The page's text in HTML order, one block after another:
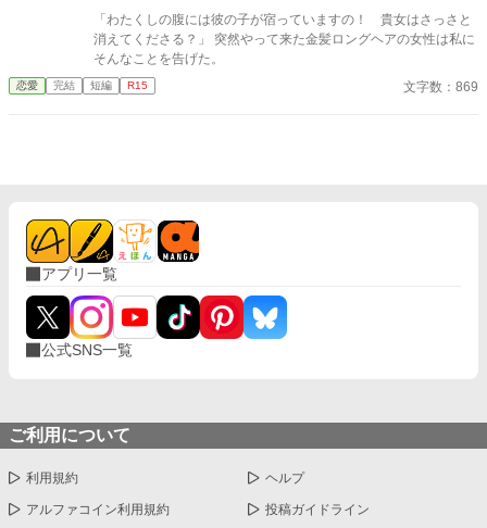
緊急要請を通じ、エリシアは冷酷だった元夫ロルフと再会してし
まう。しかも隣にいる娘の青い瞳は彼と瓜二つだった。 「すまな
い。私は父としての責任を果たす」 かつての合理主義の塊だった
元夫は、自らの過ちを深く悔い、家の権益を捨ててでも母子を守
る「強固な盾」になろうとする。娘のクララもまた、危機から救
家族」と「静かで確かな幸福」を自分の手で選び取るまでの物
語。
「わたくしの腹には彼の子が宿っていますの！ 貴女はさっさと
消えてくださる？」 突然やって来た金髪ロングヘアの女性は私に
そんなことを告げた。
恋愛 完結 短編 R15 文字数：869
アプリ一覧
公式SNS一覧
ご利用について
利用規約 ヘルプ
アルファコイン利用規約 投稿ガイドライン